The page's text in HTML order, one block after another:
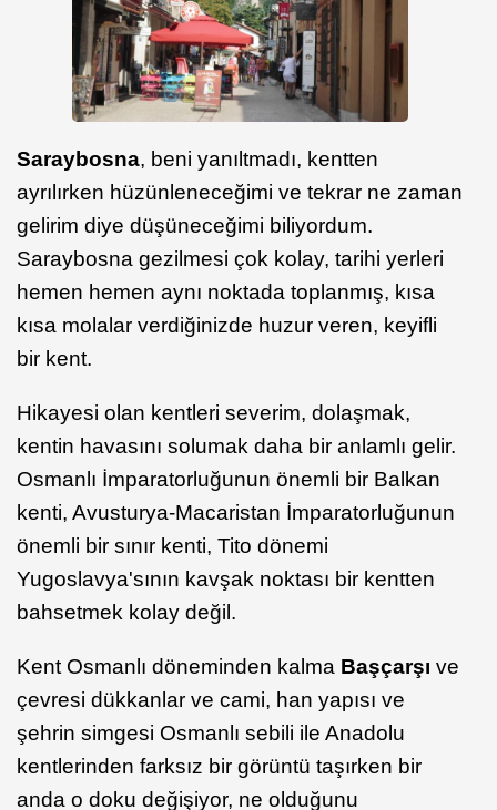
Saraybosna, beni yanıltmadı, kentten
ayrılırken hüzünleneceğimi ve tekrar ne zaman
gelirim diye düşüneceğimi biliyordum.
Saraybosna gezilmesi çok kolay, tarihi yerleri
hemen hemen aynı noktada toplanmış, kısa
kısa molalar verdiğinizde huzur veren, keyifli
bir kent.
Hikayesi olan kentleri severim, dolaşmak,
kentin havasını solumak daha bir anlamlı gelir.
Osmanlı İmparatorluğunun önemli bir Balkan
kenti, Avusturya-Macaristan İmparatorluğunun
önemli bir sınır kenti, Tito dönemi
Yugoslavya'sının kavşak noktası bir kentten
bahsetmek kolay değil.
Kent Osmanlı döneminden kalma Başçarşı ve
çevresi dükkanlar ve cami, han yapısı ve
şehrin simgesi Osmanlı sebili ile Anadolu
kentlerinden farksız bir görüntü taşırken bir
anda o doku değişiyor, ne olduğunu